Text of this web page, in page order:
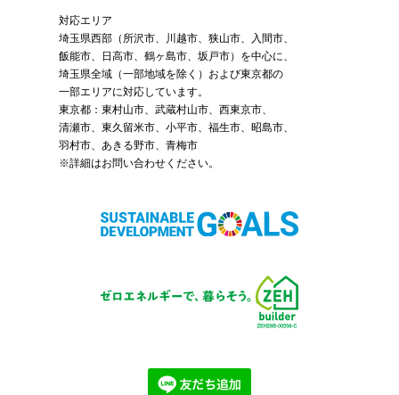
対応エリア
埼玉県西部（ 所沢市、 川越市、狭山市、入間市、
飯能市、日高市、鶴ヶ島市、坂戸市）を中心に、
埼玉県全域（一部地域を除く）および東京都の
一部エリアに対応しています。
東京都：東村山市、武蔵村山市、西東京市、
清瀬市、東久留米市、小平市、福生市、昭島市、
羽村市、あきる野市、青梅市
※詳細はお問い合わせください。